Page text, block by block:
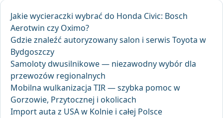
Jakie wycieraczki wybrać do Honda Civic: Bosch
Aerotwin czy Oximo?
Gdzie znaleźć autoryzowany salon i serwis Toyota w
Bydgoszczy
Samoloty dwusilnikowe — niezawodny wybór dla
przewozów regionalnych
Mobilna wulkanizacja TIR — szybka pomoc w
Gorzowie, Przytocznej i okolicach
Import auta z USA w Kolnie i całej Polsce